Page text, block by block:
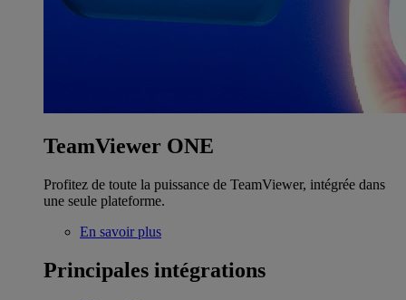
TeamViewer ONE
Profitez de toute la puissance de TeamViewer, intégrée dans
une seule plateforme.
En savoir plus
Principales intégrations